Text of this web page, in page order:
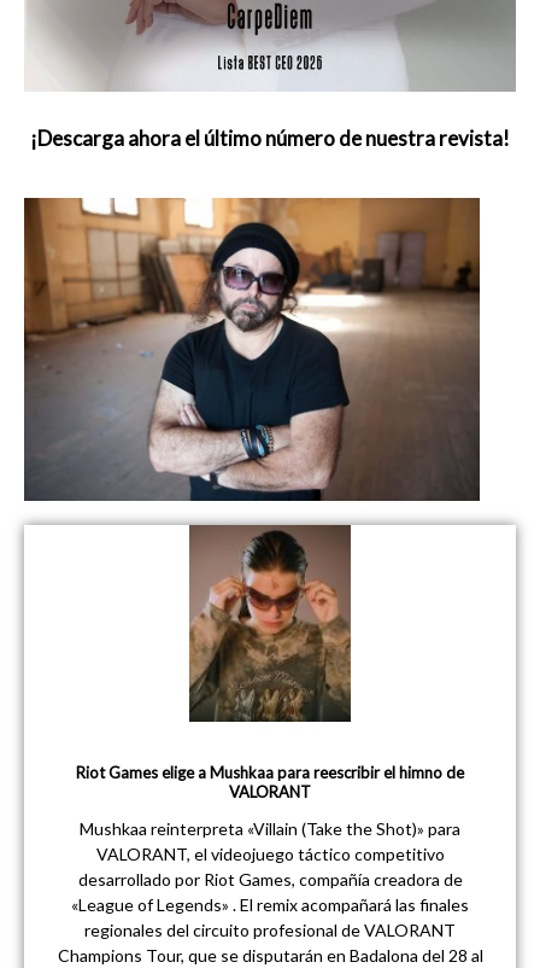
¡Descarga ahora el último número de nuestra revista!
Riot Games elige a Mushkaa para reescribir el himno de
VALORANT
Mushkaa reinterpreta «Villain (Take the Shot)» para
VALORANT, el videojuego táctico competitivo
desarrollado por Riot Games, compañía creadora de
«League of Legends» . El remix acompañará las finales
regionales del circuito profesional de VALORANT
Champions Tour, que se disputarán en Badalona del 28 al